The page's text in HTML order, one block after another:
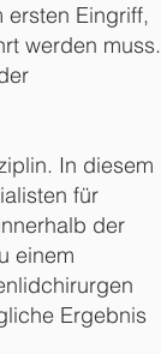
Eingriff,
werden muss.
In diesem
für
der
einem
Ergebnis